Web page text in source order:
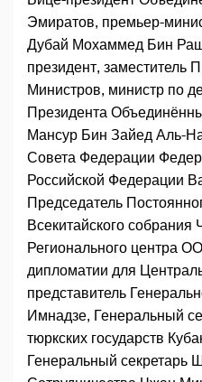
Эмиратов, премьер-
Дубай Мохаммед Бин
президент, заместитель
Министров, министр по
Президента
Мансур Бин Зайед Аль-
Совета Федерации
Российской Федерации
Председатель
Всекитайского собрания
Регионального центра
дипломатии для
представитель
Имнадзе, Генеральный
тюркских государств
Генеральный секретарь